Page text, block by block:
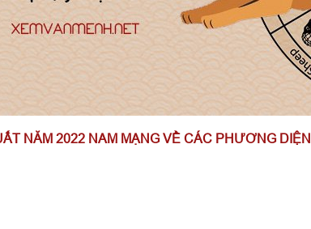
NĂM 2022 NAM MẠNG VỀ CÁC PHƯƠNG DIỆN